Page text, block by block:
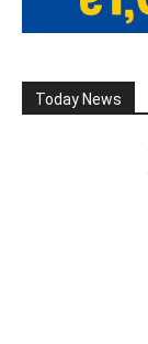
Today News